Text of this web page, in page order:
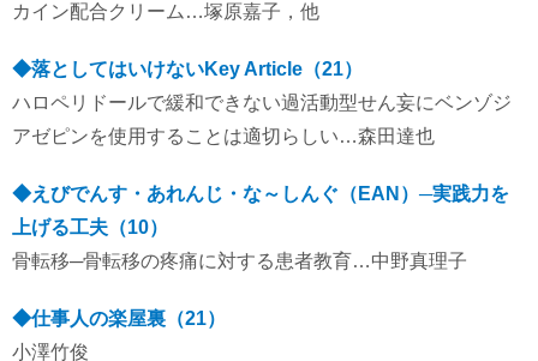
カイン配合クリーム…塚原嘉子，他
◆落としてはいけないKey Article（21）
ハロペリドールで緩和できない過活動型せん妄にベンゾジ
アゼピンを使用することは適切らしい…森田達也
◆えびでんす・あれんじ・な～しんぐ（EAN）─実践力を
上げる工夫（10）
骨転移─骨転移の疼痛に対する患者教育…中野真理子
◆仕事人の楽屋裏（21）
小澤竹俊